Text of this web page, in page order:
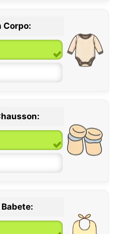
Corpo:
meses
meses
meses